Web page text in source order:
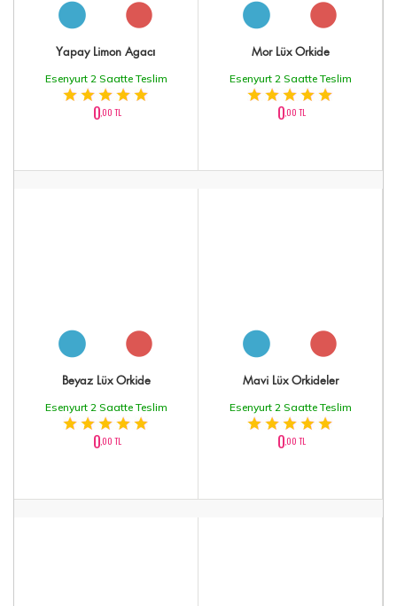
Yapay Limon Agacı
Esenyurt 2 Saatte Teslim
0,00 TL
Mor Lüx Orkide
Esenyurt 2 Saatte Teslim
0,00 TL
Beyaz Lüx Orkide
Esenyurt 2 Saatte Teslim
0,00 TL
Mavi Lüx Orkideler
Esenyurt 2 Saatte Teslim
0,00 TL